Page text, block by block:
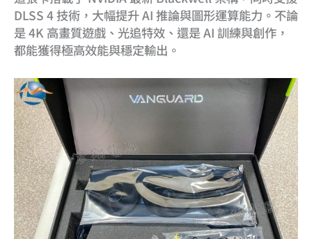
DLSS 4 技術，大幅提升 AI 推論與圖形運算能力。不論
是 4K 高畫質遊戲、光追特效、還是 AI 訓練與創作，
都能獲得極高效能與穩定輸出。